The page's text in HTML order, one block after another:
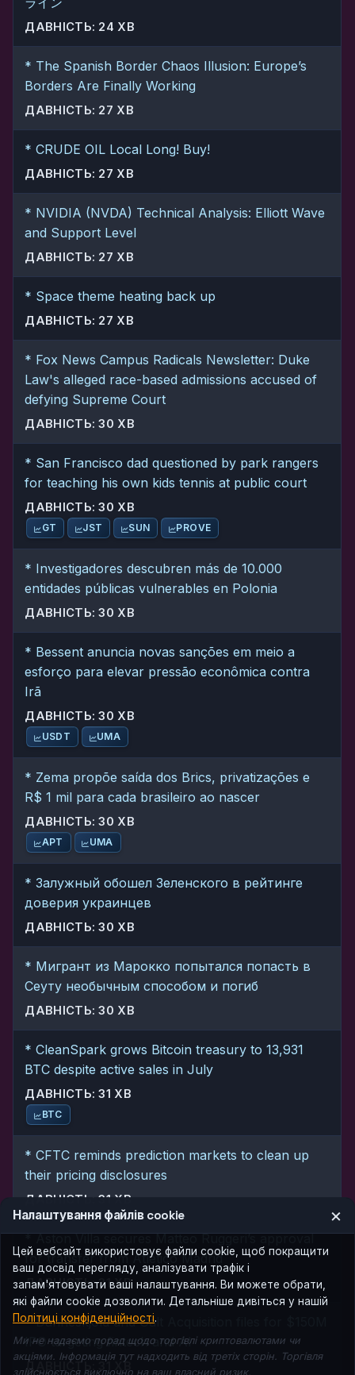
ДАВНІСТЬ: 24 ХВ
* The Spanish Border Chaos Illusion: Europe’s
Borders Are Finally Working
ДАВНІСТЬ: 27 ХВ
* CRUDE OIL Local Long! Buy!
ДАВНІСТЬ: 27 ХВ
* NVIDIA (NVDA) Technical Analysis: Elliott Wave
and Support Level
ДАВНІСТЬ: 27 ХВ
* Space theme heating back up
ДАВНІСТЬ: 27 ХВ
* Fox News Campus Radicals Newsletter: Duke
Law's alleged race-based admissions accused of
defying Supreme Court
ДАВНІСТЬ: 30 ХВ
* San Francisco dad questioned by park rangers
for teaching his own kids tennis at public court
ДАВНІСТЬ: 30 ХВ
GT JST SUN PROVE
* Investigadores descubren más de 10.000
entidades públicas vulnerables en Polonia
ДАВНІСТЬ: 30 ХВ
* Bessent anuncia novas sanções em meio a
esforço para elevar pressão econômica contra
Irã
ДАВНІСТЬ: 30 ХВ
USDT UMA
* Zema propõe saída dos Brics, privatizações e
R$ 1 mil para cada brasileiro ao nascer
ДАВНІСТЬ: 30 ХВ
APT UMA
* Залужный обошел Зеленского в рейтинге
доверия украинцев
ДАВНІСТЬ: 30 ХВ
* Мигрант из Марокко попытался попасть в
Сеуту необычным способом и погиб
ДАВНІСТЬ: 30 ХВ
* CleanSpark grows Bitcoin treasury to 13,931
BTC despite active sales in July
ДАВНІСТЬ: 31 ХВ
BTC
* CFTC reminds prediction markets to clean up
their pricing disclosures
ДАВНІСТЬ: 31 ХВ
* Aston Villa secures Matteo Ruggeri’s approval
for transfer from Atlético Madrid
ДАВНІСТЬ: 31 ХВ
* Danneskjold and Galt Acquisition files for $150M
IPO targeting fintech and AI
ДАВНІСТЬ: 31 ХВ
Налаштування файлів cookie ×
Цей вебсайт використовує файли cookie, щоб покращити
ваш досвід перегляду, аналізувати трафік і
запам'ятовувати ваші налаштування. Ви можете обрати,
які файли cookie дозволити. Детальніше дивіться у нашій
Політиці конфіденційності.
Ми не надаємо порад щодо торгівлі криптовалютами чи
акціями. Інформація тут надходить від третіх сторін. Торгівля
здійснюється виключно на ваш власний ризик.